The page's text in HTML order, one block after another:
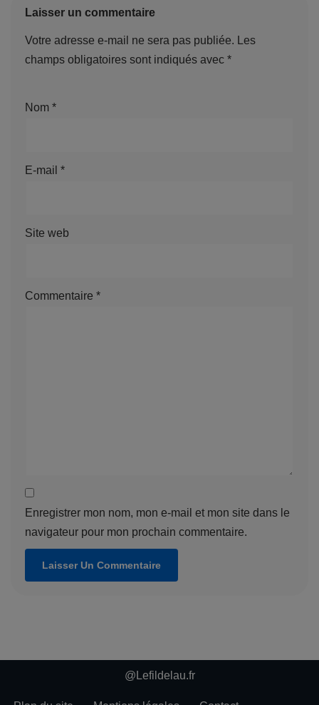
Laisser un commentaire
Votre adresse e-mail ne sera pas publiée.
Les
champs obligatoires sont indiqués avec *
Nom *
E-mail *
Site web
Commentaire *
Enregistrer mon nom, mon e-mail et mon site dans le
navigateur pour mon prochain commentaire.
@Lefildelau.fr